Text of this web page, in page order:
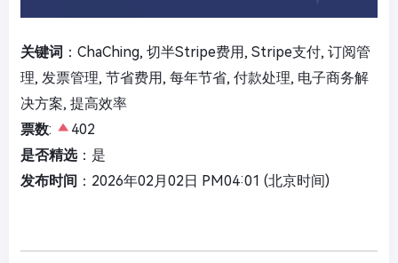
关键词 ：ChaChing, 切半Stripe费用, Stripe支付, 订阅管
理, 发票管理, 节省费用, 每年节省, 付款处理, 电子商务解
决方案, 提高效率
票数:
402
是否精选：是
发布时间 ：2026年02月02日 PM04:01 (北京时间)